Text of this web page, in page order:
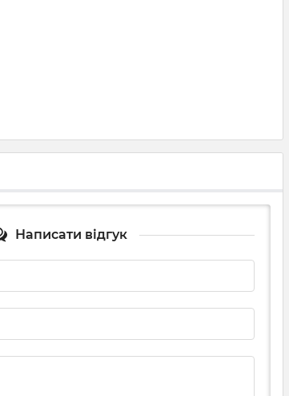
Написати відгук